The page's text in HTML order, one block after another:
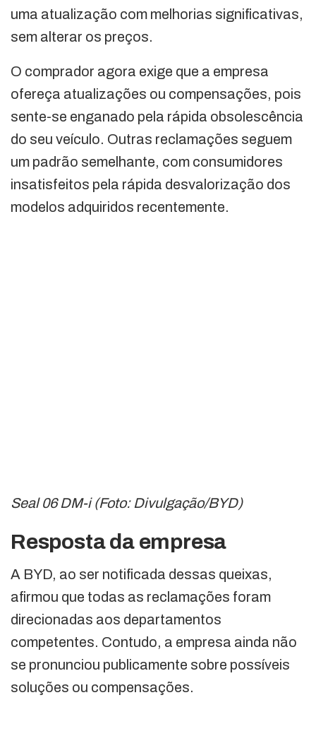
uma atualização com melhorias significativas,
sem alterar os preços.
O comprador agora exige que a empresa
ofereça atualizações ou compensações, pois
sente-se enganado pela rápida obsolescência
do seu veículo. Outras reclamações seguem
um padrão semelhante, com consumidores
insatisfeitos pela rápida desvalorização dos
modelos adquiridos recentemente.
Seal 06 DM-i (Foto: Divulgação/BYD)
Resposta da empresa
A BYD, ao ser notificada dessas queixas,
afirmou que todas as reclamações foram
direcionadas aos departamentos
competentes. Contudo, a empresa ainda não
se pronunciou publicamente sobre possíveis
soluções ou compensações.